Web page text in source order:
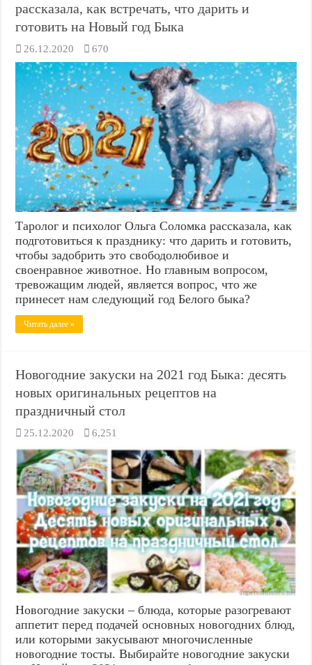
рассказала, как встречать, что дарить и
готовить на Новый год Быка
26.12.2020 670
Таролог и психолог Ольга Соломка рассказала, как
подготовиться к празднику: что дарить и готовить,
чтобы задобрить это свободолюбивое и
своенравное животное. Но главным вопросом,
тревожащим людей, является вопрос, что же
принесет нам следующий год Белого быка?
Читать далее »
Новогодние закуски на 2021 год Быка: десять
новых оригинальных рецептов на
праздничный стол
25.12.2020 6,251
Новогодние закуски – блюда, которые разогревают
аппетит перед подачей основных новогодних блюд,
или которыми закусывают многочисленные
новогодние тосты. Выбирайте новогодние закуски